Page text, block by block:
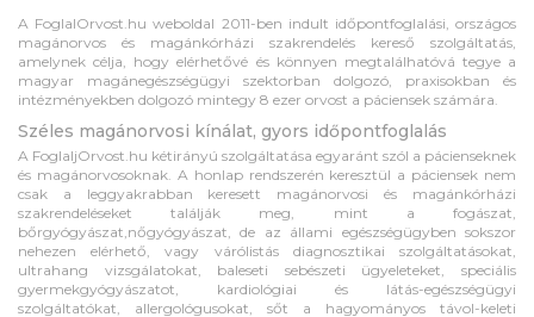
A FoglalOrvost.hu weboldal 2011-ben indult időpontfoglalási, országos
magánorvos és magánkórházi szakrendelés kereső szolgáltatás,
amelynek célja, hogy elérhetővé és könnyen megtalálhatóvá tegye a
magyar magánegészségügyi szektorban dolgozó, praxisokban és
intézményekben dolgozó mintegy 8 ezer orvost a páciensek számára.
Széles magánorvosi kínálat, gyors időpontfoglalás
A FoglaljOrvost.hu kétirányú szolgáltatása egyaránt szól a pácienseknek
és magánorvosoknak. A honlap rendszerén keresztül a páciensek nem
csak a leggyakrabban keresett magánorvosi és magánkórházi
szakrendeléseket találják meg, mint a fogászat,
bőrgyógyászat,nőgyógyászat, de az állami egészségügyben sokszor
nehezen elérhető, vagy várólistás diagnosztikai szolgáltatásokat,
ultrahang vizsgálatokat, baleseti sebészeti ügyeleteket, speciális
gyermekgyógyászatot, kardiológiai és látás-egészségügyi
szolgáltatókat, allergológusokat, sőt a hagyományos távol-keleti